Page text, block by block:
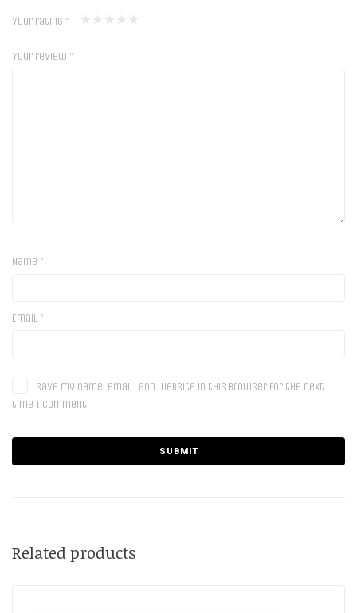
Your rating *
Your review *
Name *
Email *
Save my name, email, and website in this browser for the next
time I comment.
Related products